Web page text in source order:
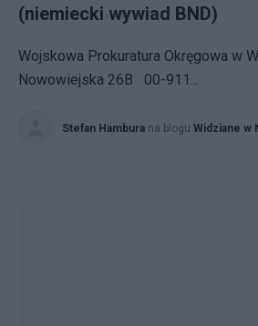
(niemiecki wywiad BND)
Wojskowa Prokuratura Okręgowa w
Nowowiejska 26B 00-911...
Stefan Hambura na blogu Widziane w